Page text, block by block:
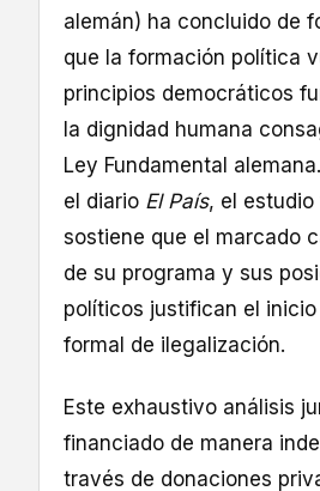
alemán) ha concluido de
que la formación política
principios democráticos
la dignidad humana
Ley Fundamental
el diario El País, el
sostiene que el marcado
de su programa y sus
políticos justifican el
formal de ilegalización.
Este exhaustivo análisis
financiado de manera
través de donaciones